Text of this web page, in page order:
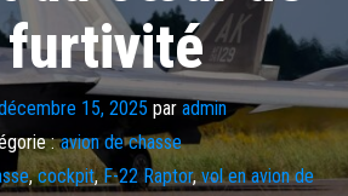
15, 2025 par admin
: avion de chasse
,cockpit, F-22 Raptor,vol en avion de